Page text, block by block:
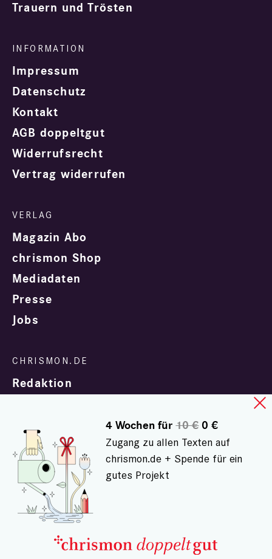
Trauern und Trösten
Impressum
Datenschutz
Kontakt
AGB doppeltgut
Widerrufsrecht
Vertrag widerrufen
Magazin Abo
chrismon Shop
Mediadaten
Presse
Jobs
Redaktion
In Zusammenarbeit mit
© chrismon.de 2001 - 2026
Alle Rechte vorbehalten.
4 Wochen für10 €0 €
Zugang zu allen Texten auf
chrismon.de + Spende für ein
gutes Projekt